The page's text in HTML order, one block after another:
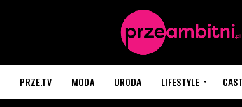
PRZE.TV MODA URODA LIFESTYLE